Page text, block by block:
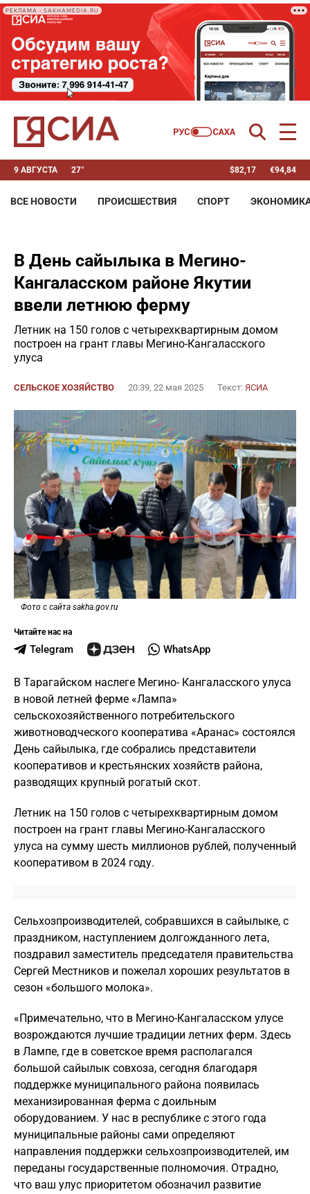
РЕКЛАМА • SAKHAMEDIA.RU
9 АВГУСТА 27° $82,17 €94,84
ВСЕ НОВОСТИ ПРОИСШЕСТВИЯ СПОРТ
В День сайылыка в Мегино-
Кангаласском районе Якутии
ввели летнюю ферму
Летник на 150 голов с четырехквартирным домом
построен на грант главы Мегино-Кангаласского
улуса
СЕЛЬСКОЕ ХОЗЯЙСТВО 20:39, 22 мая 2025 Текст: ЯСИА
Фото с сайта sakha.gov.ru
Читайте нас на
Telegram WhatsApp
В Тарагайском наслеге Мегино- Кангаласского улуса
в новой летней ферме «Лампа»
сельскохозяйственного потребительского
животноводческого кооператива «Аранас» состоялся
День сайылыка, где собрались представители
кооперативов и крестьянских хозяйств района,
разводящих крупный рогатый скот.
Летник на 150 голов с четырехквартирным домом
построен на грант главы Мегино-Кангаласского
улуса на сумму шесть миллионов рублей, полученный
кооперативом в 2024 году.
Сельхозпроизводителей, собравшихся в сайылыке, с
праздником, наступлением долгожданного лета,
поздравил заместитель председателя правительства
Сергей Местников и пожелал хороших результатов в
сезон «большого молока».
«Примечательно, что в Мегино-Кангаласском улусе
возрождаются лучшие традиции летних ферм. Здесь
в Лампе, где в советское время располагался
большой сайылык совхоза, сегодня благодаря
поддержке муниципального района появилась
механизированная ферма с доильным
оборудованием. У нас в республике с этого года
муниципальные районы сами определяют
направления поддержки сельхозпроизводителей, им
переданы государственные полномочия. Отрадно,
что ваш улус приоритетом обозначил развитие